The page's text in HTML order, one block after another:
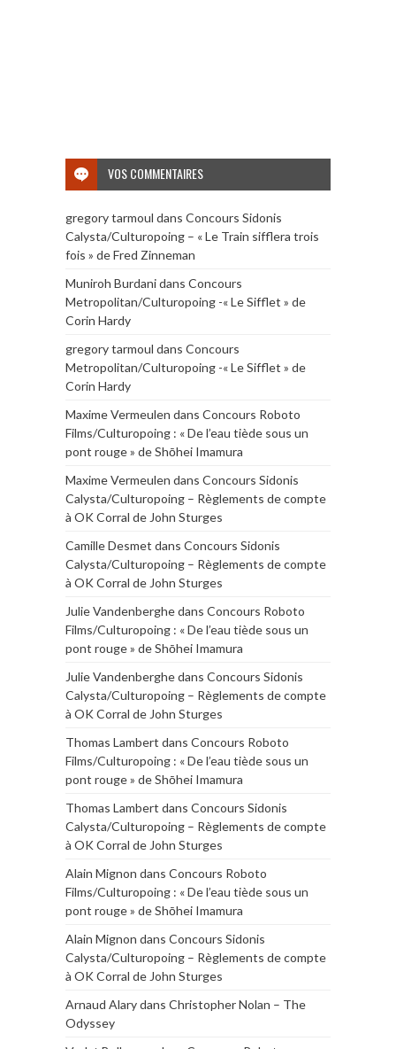
VOS COMMENTAIRES
gregory tarmoul dans Concours Sidonis
Calysta/Culturopoing – « Le Train sifflera trois
fois » de Fred Zinneman
Muniroh Burdanidans Concours
Metropolitan/Culturopoing -« Le Sifflet » de
Corin Hardy
gregory tarmoul dans Concours
Metropolitan/Culturopoing -« Le Sifflet » de
Corin Hardy
Maxime Vermeulen dans Concours Roboto
Films/Culturopoing : « De l’eau tiède sous un
pont rouge » de Shōhei Imamura
Maxime Vermeulen dans Concours Sidonis
Calysta/Culturopoing – Règlements de compte
à OK Corral de John Sturges
Camille Desmet dans Concours Sidonis
Calysta/Culturopoing – Règlements de compte
à OK Corral de John Sturges
Julie Vandenberghedans Concours Roboto
Films/Culturopoing : « De l’eau tiède sous un
pont rouge » de Shōhei Imamura
Julie Vandenberghedans Concours Sidonis
Calysta/Culturopoing – Règlements de compte
à OK Corral de John Sturges
Thomas Lambert dans Concours Roboto
Films/Culturopoing : « De l’eau tiède sous un
pont rouge » de Shōhei Imamura
Thomas Lambert dans Concours Sidonis
Calysta/Culturopoing – Règlements de compte
à OK Corral de John Sturges
Alain Mignon dans Concours Roboto
Films/Culturopoing : « De l’eau tiède sous un
pont rouge » de Shōhei Imamura
Alain Mignon dans Concours Sidonis
Calysta/Culturopoing – Règlements de compte
à OK Corral de John Sturges
Arnaud Alarydans Christopher Nolan – The
Odyssey